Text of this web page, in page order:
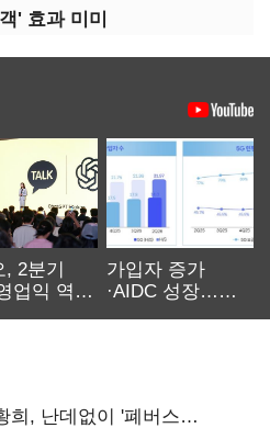
' 효과 미미
, 2분기
업익 역대
가입자 증가
·AIDC 성장…
, 난데없이 '폐버스